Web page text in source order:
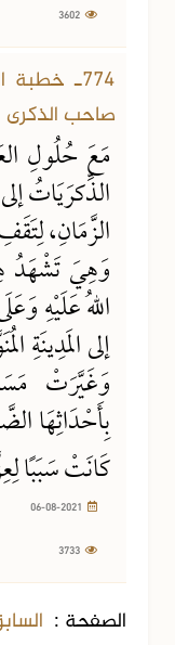
774ـ
صاحب الذكرى
مَعَ حُلُولِ
الذِّكرَيَاتُ
الزَّمَانِ،
وَهِيَ تَشْهَدُ
اللهُ عَلَيْهِ
إلى المَدِينَةِ
وَغَيَّرَتْ
بِأَحْدَاثِهَا
كَانَتْ سَبَبًا
الصفحة :